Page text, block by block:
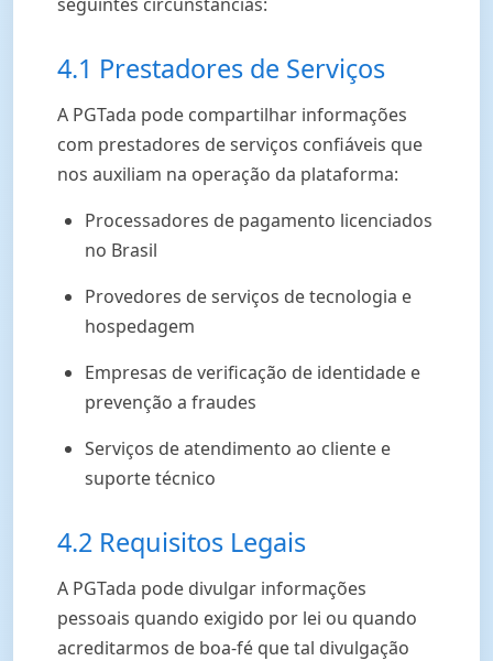
4.1 Prestadores de Serviços
A PGTada pode compartilhar informações
com prestadores de serviços confiáveis que
nos auxiliam na operação da plataforma:
Processadores de pagamento licenciados
no Brasil
Provedores de serviços de tecnologia e
hospedagem
Empresas de verificação de identidade e
prevenção a fraudes
Serviços de atendimento ao cliente e
suporte técnico
4.2 Requisitos Legais
A PGTada pode divulgar informações
pessoais quando exigido por lei ou quando
acreditarmos de boa-fé que tal divulgação